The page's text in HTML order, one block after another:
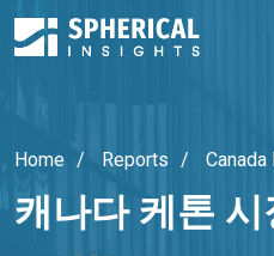
Home Reports
캐나다 케톤 시